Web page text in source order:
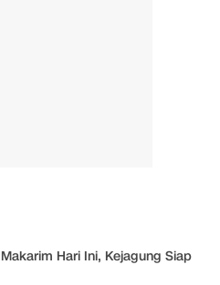
Hari Ini, Kejagung Siap